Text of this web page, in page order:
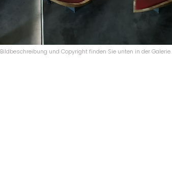
Bildbeschreibung und Copyright finden Sie unten in der Galerie.